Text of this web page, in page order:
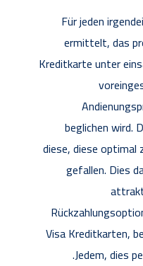
Für jeden
ermittelt, das
Kreditkarte unter
beglichen wird.
diese, diese optimal
gefallen. Dies
Visa Kreditkarten,
Jedem, dies